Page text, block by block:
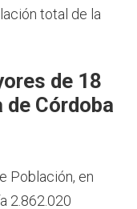
total de la
de 18
Córdoba
Población, en
2.862.020